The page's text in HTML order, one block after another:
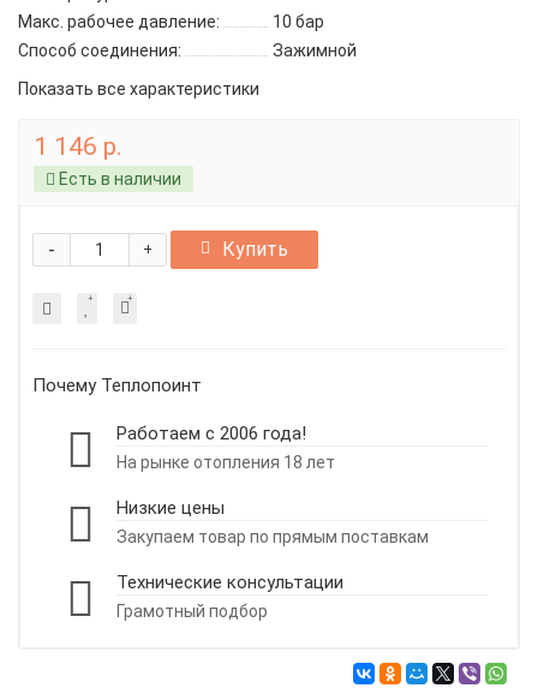
Макс. рабочее давление:
10 бар
Способ соединения:
Зажимной
Показать все характеристики
1 146 р.
Есть в наличии
+
- Купить
Почему Теплопоинт
Работаем с 2006 года!
На рынке отопления 18 лет
Низкие цены
Закупаем товар по прямым поставкам
Технические консультации
Грамотный подбор